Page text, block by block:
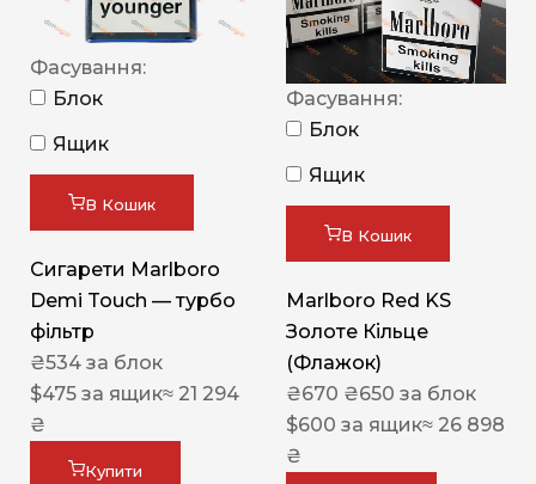
Фасування:
Блок
Ящик
В Кошик
Сигарети Marlboro
Demi Touch — турбо
фільтр
₴534 за блок
$475 за ящик≈ 21 294
₴
Купити
Фасування:
Блок
Ящик
В Кошик
Marlboro Red KS
Золоте Кільце
(Флажок)
₴670 ₴650 за блок
$600 за ящик≈ 26 898
₴